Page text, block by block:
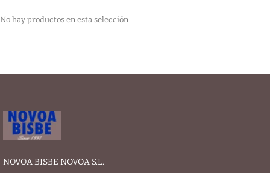
No hay productos en esta selección
NOVOA BISBE NOVOA S.L.